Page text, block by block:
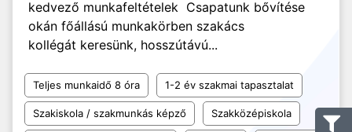
kedvező munkafeltételek Csapatunk bővítése
okán főállású munkakörben szakács
kollégát keresünk, hosszútávú...
Teljes munkaidő 8 óra 1-2 év szakmai tapasztalat
Szakiskola / szakmunkás képző Szakközépiskola